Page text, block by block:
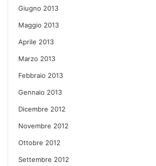
Giugno 2013
Maggio 2013
Aprile 2013
Marzo 2013
Febbraio 2013
Gennaio 2013
Dicembre 2012
Novembre 2012
Ottobre 2012
Settembre 2012